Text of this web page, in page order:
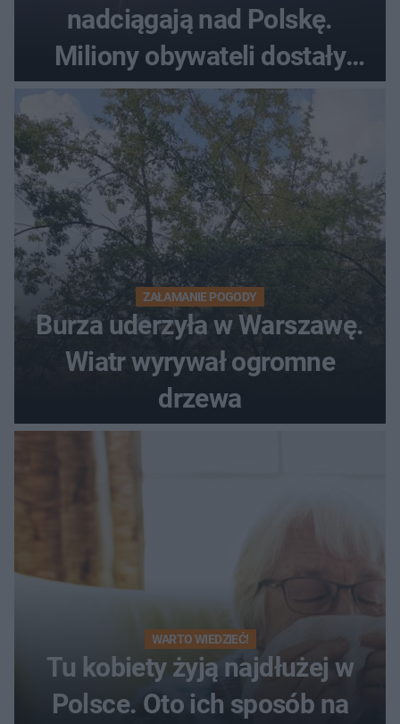
nadciągają nad Polskę.
Miliony obywateli dostały
wiadomości z pilnym
ostrzeżeniem
ZAŁAMANIE POGODY
Burza uderzyła w Warszawę.
Wiatr wyrywał ogromne
drzewa
WARTO WIEDZIEĆ!
Tu kobiety żyją najdłużej w
Polsce. Oto ich sposób na